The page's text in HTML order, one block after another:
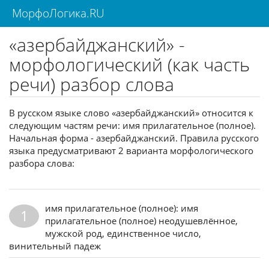
МорфоЛогика.RU
«азербайджанский» -
морфологический (как часть
речи) разбор слова
В русском языке слово «азербайджанский» относится к
следующим частям речи: имя прилагательное (полное).
Начальная форма - азербайджанский. Правила русского
языка предусматривают 2 варианта морфологического
разбора слова:
1
имя прилагательное (полное): имя
прилагательное (полное) неодушевлённое,
мужской род, единственное число,
винительный падеж